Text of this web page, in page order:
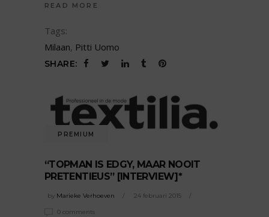
READ MORE
Tags:
Milaan, Pitti Uomo
SHARE:
PREMIUM
“TOPMAN IS EDGY, MAAR NOOIT
PRETENTIEUS” [INTERVIEW]*
by Marieke Verhoeven 24 februari 2015
0 comments